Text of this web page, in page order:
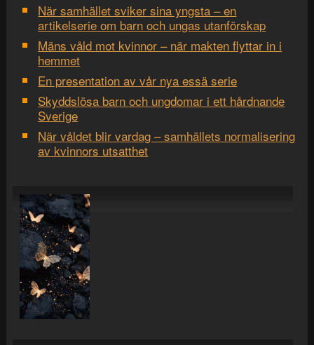
När samhället sviker sina yngsta – en
artikelserie om barn och ungas utanförskap
Mäns våld mot kvinnor – när makten flyttar in i
hemmet
En presentation av vår nya essä serie
Skyddslösa barn och ungdomar i ett hårdnande
Sverige
När våldet blir vardag – samhällets normalisering
av kvinnors utsatthet